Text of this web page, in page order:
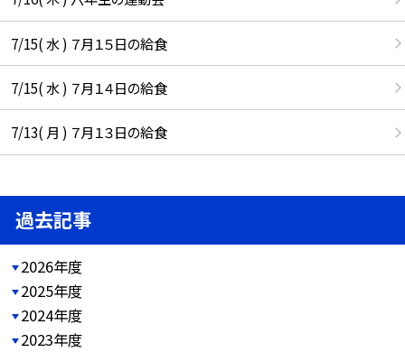
7/15( 水 ) ７月１５日の給食
7/15( 水 ) ７月１４日の給食
7/13( 月 ) ７月１３日の給食
過去記事
2026年度
2025年度
2024年度
2023年度